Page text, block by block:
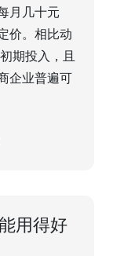
月几十元
价。相比动
期投入，且
企业普遍可
用得好